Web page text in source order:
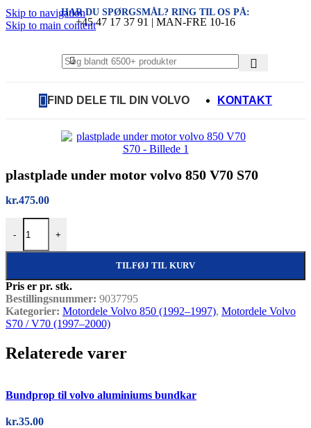
Skip to navigation
Skip to main content
HAR DU SPØRGSMÅL? RING TIL OS PÅ:
+45 47 17 37 91 | MAN-FRE 10-16
FIND DELE TIL DIN VOLVO KONTAKT
plastplade under motor volvo 850 V70 S70
kr.475.00
-
plastplade under motor volvo 850 V70 S70 antal
+
TILFØJ TIL KURV
Pris er pr. stk.
Bestillingsnummer: 9037795
Kategorier: Motordele Volvo 850 (1992–1997), Motordele Volvo
S70 / V70 (1997–2000)
Relaterede varer
Bundprop til volvo aluminiums bundkar
kr.35.00